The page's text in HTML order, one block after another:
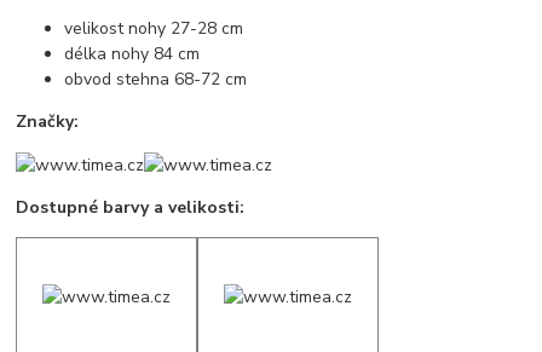
velikost nohy 27-28 cm
délka nohy 84 cm
obvod stehna 68-72 cm
Značky:
Dostupné barvy a velikosti: